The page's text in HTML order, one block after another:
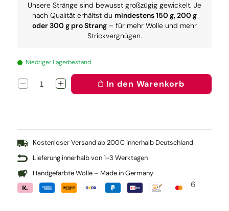
Unsere Stränge sind bewusst großzügig gewickelt. Je
nach Qualität erhältst du mindestens 150 g, 200 g
oder 300 g pro Strang – für mehr Wolle und mehr
Strickvergnügen.
Niedriger Lagerbestand
VerringereErhöhe
In den Warenkorb
Kostenloser Versand ab 200€ innerhalb Deutschland
Lieferung innerhalb von 1-3 Werktagen
Handgefärbte Wolle – Made in Germany
6